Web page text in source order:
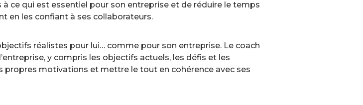
ce qui est essentiel pour son entreprise et de réduire le temps
en les confiant à ses collaborateurs.
réalistes pour lui… comme pour son entreprise. Le coach
y compris les objectifs actuels, les défis et les
motivations et mettre le tout en cohérence avec ses